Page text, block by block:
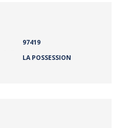
97419
LA POSSESSION